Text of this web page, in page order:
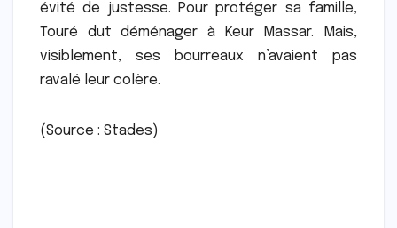
évité de justesse. Pour protéger sa famille,
Touré dut déménager à Keur Massar. Mais,
visiblement, ses bourreaux n’avaient pas
ravalé leur colère.
(Source : Stades)